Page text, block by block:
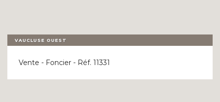
VAUCLUSE OUEST
Vente - Foncier - Réf. 11331